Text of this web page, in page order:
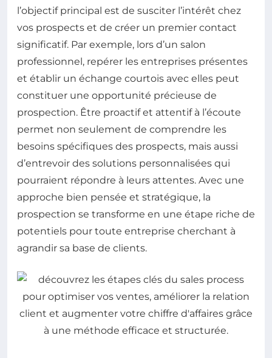
l’objectif principal est de susciter l’intérêt chez
vos prospects et de créer un premier contact
significatif. Par exemple, lors d’un salon
professionnel, repérer les entreprises présentes
et établir un échange courtois avec elles peut
constituer une opportunité précieuse de
prospection. Être proactif et attentif à l’écoute
permet non seulement de comprendre les
besoins spécifiques des prospects, mais aussi
d’entrevoir des solutions personnalisées qui
pourraient répondre à leurs attentes. Avec une
approche bien pensée et stratégique, la
prospection se transforme en une étape riche de
potentiels pour toute entreprise cherchant à
agrandir sa base de clients.